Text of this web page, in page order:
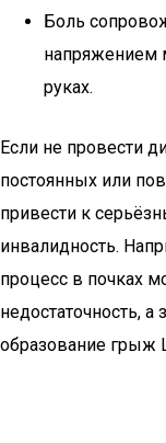
Боль
напряжением
руках.
Если не провести
постоянных или
привести к
инвалидность.
процесс в почках
недостаточность,
образование грыж